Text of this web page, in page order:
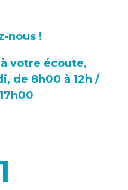
nous !
votre écoute,
de 8h00 à 12h /